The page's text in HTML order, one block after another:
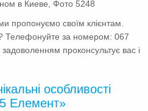
пропонуємо своїм клієнтам.
Телефонуйте за номером: 067
проконсультує вас і
особливості
Елемент»